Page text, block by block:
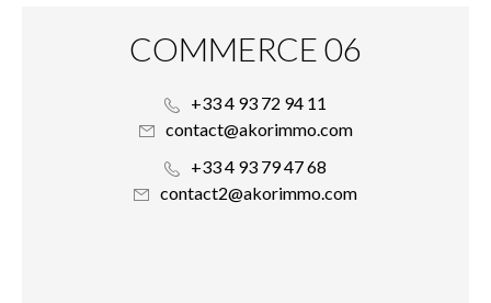
COMMERCE 06
+33 4 93 72 94 11
contact@akorimmo.com
+33 4 93 79 47 68
contact2@akorimmo.com